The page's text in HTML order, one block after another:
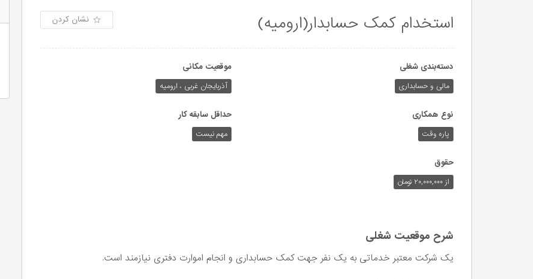
استخدام کمک حسابدار(ارومیه) نشان کردن
دسته‌بندی شغلی
مالی و حسابداری
موقعیت مکانی
آذربایجان غربی ، ارومیه
نوع همکاری
پاره وقت
حداقل سابقه کار
مهم نیست
حقوق
از ۲۰,۰۰۰,۰۰۰ تومان
شرح موقعیت شغلی
یک شرکت معتبر خدماتی به یک نفر جهت کمک حسابداری و انجام اموارت دفتری نیازمند است.